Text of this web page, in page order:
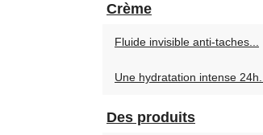
Crème
Fluide invisible anti-taches...
Une hydratation intense 24h...
Des produits